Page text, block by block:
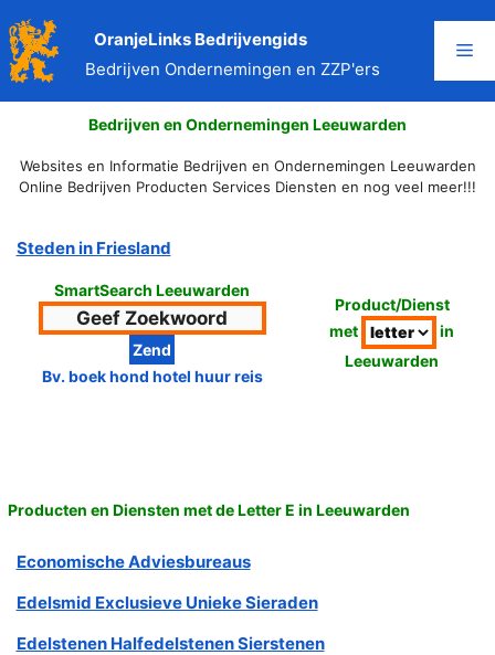
naar
de
inhoud
OranjeLinks Bedrijvengids
Bedrijven Ondernemingen en ZZP'ers
Bedrijven en Ondernemingen Leeuwarden
Websites en Informatie Bedrijven en Ondernemingen Leeuwarden
Online Bedrijven Producten Services Diensten en nog veel meer!!!
Steden in Friesland
SmartSearch Leeuwarden
Bv. boek hond hotel huur reis
Product/Dienst
met
in
Leeuwarden
Producten en Diensten met de Letter E in Leeuwarden
Economische Adviesbureaus
Edelsmid Exclusieve Unieke Sieraden
Edelstenen Halfedelstenen Sierstenen